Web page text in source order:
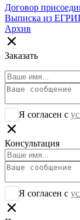
Договор
Выписка из
Архив
Заказать
Я согласен с
Консультация
Я согласен с